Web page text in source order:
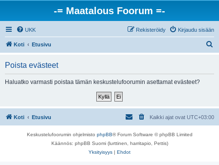
-= Maatalous Foorum =-
UKK Kirjaudu sisään
Rekisteröidy
Koti Etusivu
Poista evästeet
Haluatko varmasti poistaa tämän keskustelufoorumin asettamat evästeet?
Koti Etusivu Kaikki ajat ovat UTC+03:00
Keskustelufoorumin ohjelmisto phpBB® Forum Software © phpBB Limited
Käännös: phpBB Suomi (lurttinen, harritapio, Pettis)
Yksityisyys | Ehdot